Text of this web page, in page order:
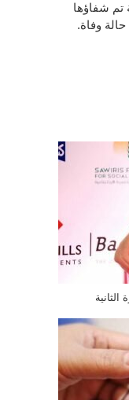
من ضمنهم 241 حالة تم شفاؤها